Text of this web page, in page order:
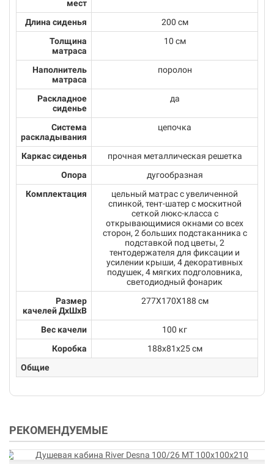
мест
Длина сиденья
200 см
Толщина
матраса
10 см
Наполнитель
матраса
поролон
Раскладное
сиденье
да
Система
раскладывания
цепочка
Каркас сиденья
прочная металлическая решетка
Опора
дугообразная
Комплектация
цельный матрас с увеличенной
спинкой, тент-шатер с москитной
сеткой люкс-класса с
открывающимися окнами со всех
сторон, 2 больших подстаканника с
подставкой под цветы, 2
тентодержателя для фиксации и
усилении крыши, 4 декоративных
подушек, 4 мягких подголовника,
светодиодный фонарик
Размер
качелей ДхШхВ
277Х170Х188 см
Вес качели
100 кг
Коробка
188х81х25 см
Общие
РЕКОМЕНДУЕМЫЕ